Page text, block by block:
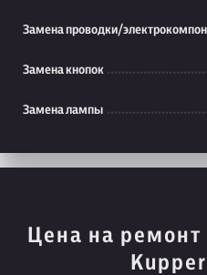
Замена проводки/
Замена кнопок
Замена лампы
Цена на